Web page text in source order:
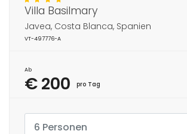
Villa Basilmary
Javea, Costa Blanca, Spanien
VT-497776-A
Ab
€ 200 pro Tag
6 Personen